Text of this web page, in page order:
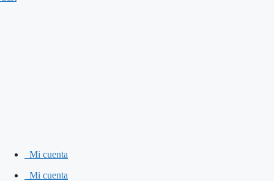
Mi cuenta
Mi cuenta